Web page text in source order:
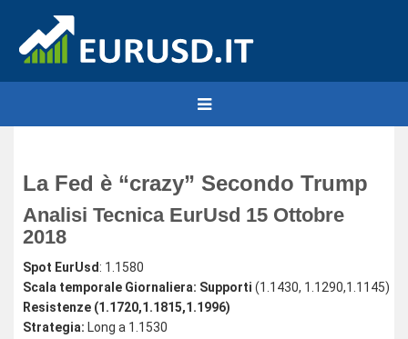
La Fed è “crazy” Secondo Trump
Analisi Tecnica EurUsd 15 Ottobre
2018
Spot EurUsd : 1.1580
Scala temporale Giornaliera: Supporti (1.1430, 1.1290,1.1145)
Resistenze (1.1720,1.1815,1.1996)
Strategia: Long a 1.1530